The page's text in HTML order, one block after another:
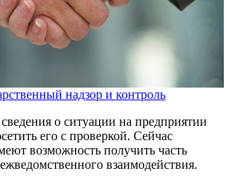
надзор и контроль
о ситуации на предприятии
его с проверкой. Сейчас
возможность получить часть
взаимодействия.